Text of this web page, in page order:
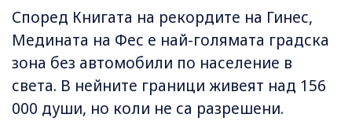
Според Книгата на рекордите на Гинес,
Медината на Фес е най-голямата градска
зона без автомобили по население в
света. В нейните граници живеят над 156
000 души, но коли не са разрешени.